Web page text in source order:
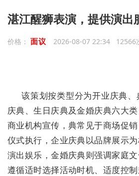
湛江醒狮表演，提供演出
价格： 面议 2026-08-07 22:34 12566
该策划按类型分为开业庆典
庆典、生日庆典及金婚庆典六大
商业机构宣传，典常见于商场促
仪式执行，企业庆典以品牌展示
演出娱乐，金婚庆典则强调家庭
遵循适时选择活动时机、适度控